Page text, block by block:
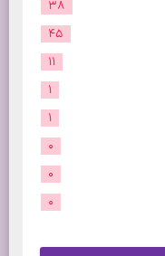
38
45
11
1
1
0
0
0